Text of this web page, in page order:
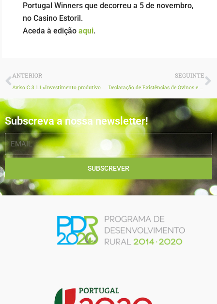
Portugal Winners que decorreu a 5 de novembro,
no Casino Estoril.
Aceda à edição aqui.
Prev
ANTERIOR
Aviso C.3.1.1 «Investimento produtivo na Bioeconomia – Modernização» prorrogado até 30 de janeiro
SEGUINTE
Declaração de Existências de Ovinos e Caprinos
Subscreva a nossa newsletter!
EMAIL
SUBSCREVER